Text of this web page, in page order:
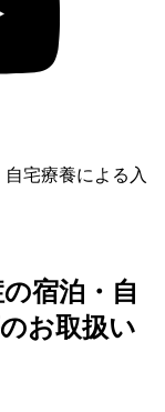
宅療養による入
宿泊・自
お取扱い